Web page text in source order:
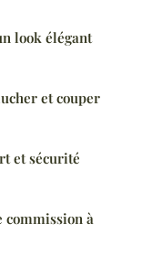
look élégant
et couper
et sécurité
à